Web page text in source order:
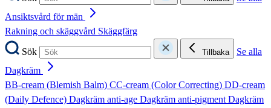
Ansiktsvård för män
Rakning och skäggvård Skäggfärg
Sök
Tillbaka
Se alla
Dagkräm
BB-cream (Blemish Balm) CC-cream (Color Correcting) DD-cream
(Daily Defence) Dagkräm anti-age Dagkräm anti-pigmentDagkräm